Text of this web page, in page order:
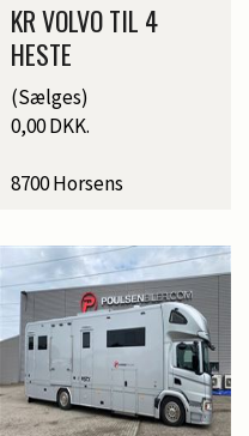
KR VOLVO TIL 4
HESTE
(Sælges)
0,00 DKK.
8700 Horsens